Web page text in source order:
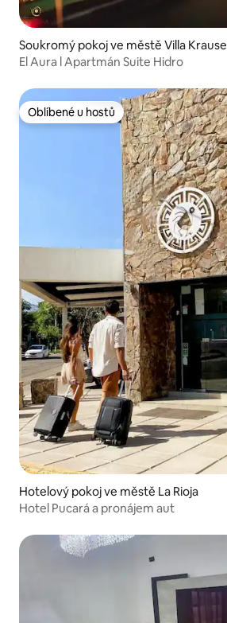
Soukromý pokoj ve městě Villa Krause
El Aura l Apartmán Suite Hidro
Oblíbené u hostů
Oblíbené u hostů
Hotelový pokoj ve městě La Rioja
Hotel Pucará a pronájem aut